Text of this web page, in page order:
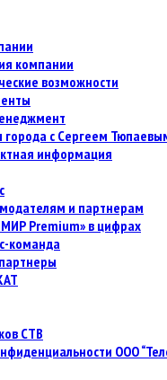
компании
возможности
города с Сергеем
информация
и партнерам
Premium» в цифрах
команда
СТВ
ООО